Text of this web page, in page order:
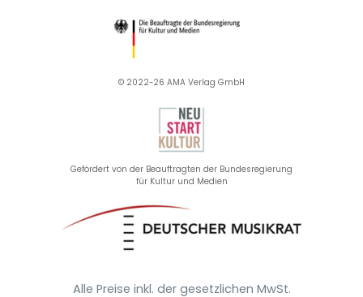
© 2022-26 AMA Verlag GmbH​
Gefördert von der Beauftragten der Bundesregierung
für Kultur und Medien
Alle Preise inkl. der gesetzlichen MwSt.